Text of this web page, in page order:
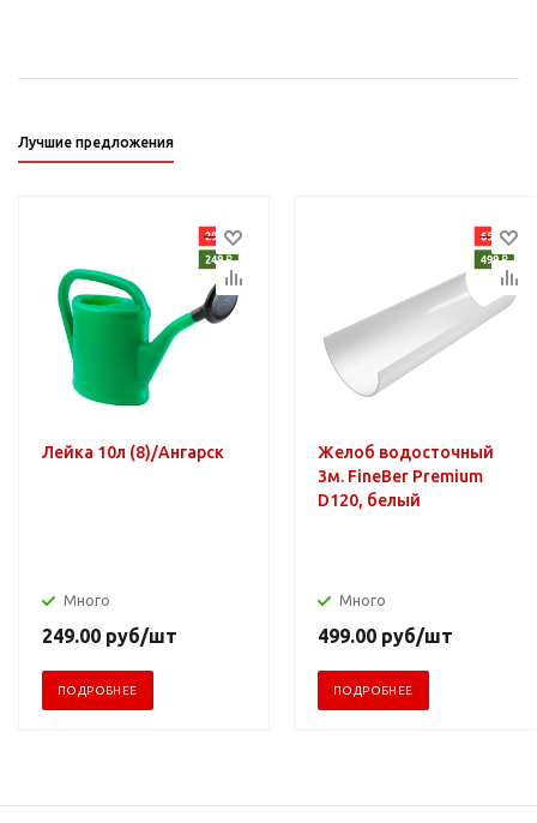
Лучшие предложения
Лейка 10л (8)/Ангарск
Много
249.00 руб/шт
ПОДРОБНЕЕ
Желоб водосточный
3м. FineBer Premium
D120, белый
Много
499.00 руб/шт
ПОДРОБНЕЕ